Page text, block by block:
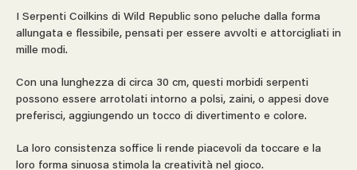
I Serpenti Coilkins di Wild Republic sono peluche dalla forma
allungata e flessibile, pensati per essere avvolti e attorcigliati in
mille modi.
Con una lunghezza di circa 30 cm, questi morbidi serpenti
possono essere arrotolati intorno a polsi, zaini, o appesi dove
preferisci, aggiungendo un tocco di divertimento e colore.
La loro consistenza soffice li rende piacevoli da toccare e la
loro forma sinuosa stimola la creatività nel gioco.